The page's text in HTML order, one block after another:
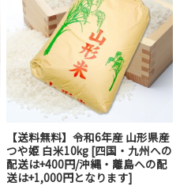
【送料無料】令和6年産 山形県産
つや姫 白米10kg [四国・九州への
配送は+400円/沖縄・離島への配
送は+1,000円となります]